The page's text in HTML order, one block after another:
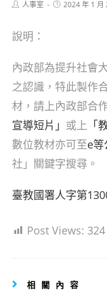
Post人事室
Post2024 年 1 月
說明：
內政部為提升社會
之認識，特此製作
材，請上內政部合
宣導短片」 或上 「
數位教材亦可至e
社」關鍵字搜尋。
臺教國署人字第
Post Views: 324
相關內容